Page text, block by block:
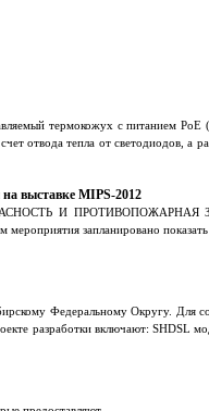
термокожух с питанием PoE
отвода тепла от светодиодов, а
выставке MIPS-2012
И
запланировано
Федеральному Округу. Для
разработки включают: SHDSL